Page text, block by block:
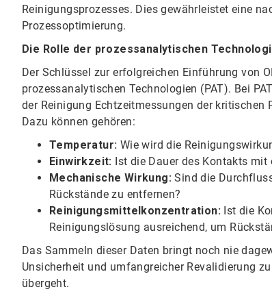
Reinigungsprozesses. Dies gewährleistet eine
Prozessoptimierung.
Die Rolle der prozessanalytischen
Der Schlüssel zur erfolgreichen Einführung von
prozessanalytischen Technologien (PAT). Bei
der Reinigung Echtzeitmessungen der kritischen
Dazu können gehören:
Temperatur: Wie wird die
Einwirkzeit: Ist die Dauer des Kontakts
Mechanische Wirkung:Sind die
Rückstände zu entfernen?
Reinigungsmittelkonzentration: Ist die
Reinigungslösung ausreichend, um
Das Sammeln dieser Daten bringt noch nie
Unsicherheit und umfangreicher Revalidierung
übergeht.